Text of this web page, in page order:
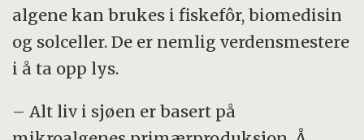
algene kan brukes i fiskefôr, biomedisin
og solceller. De er nemlig verdensmestere
i å ta opp lys.
– Alt liv i sjøen er basert på